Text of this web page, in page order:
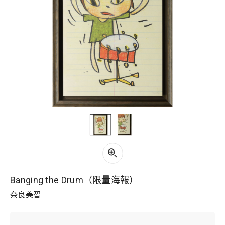
Banging the Drum（限量海報）
奈良美智